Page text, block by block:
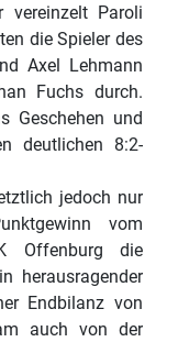
vereinzelt Paroli
die Spieler des
Axel Lehmann
Fuchs durch.
Geschehen und
deutlichen 8:2-
jedoch nur
vom
Offenburg die
herausragender
Endbilanz von
auch von der